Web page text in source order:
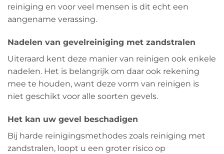
reiniging en voor veel mensen is dit echt een
aangename verassing.
Nadelen van gevelreiniging met zandstralen
Uiteraard kent deze manier van reinigen ook enkele
nadelen. Het is belangrijk om daar ook rekening
mee te houden, want deze vorm van reinigen is
niet geschikt voor alle soorten gevels.
Het kan uw gevel beschadigen
Bij harde reinigingsmethodes zoals reiniging met
zandstralen, loopt u een groter risico op